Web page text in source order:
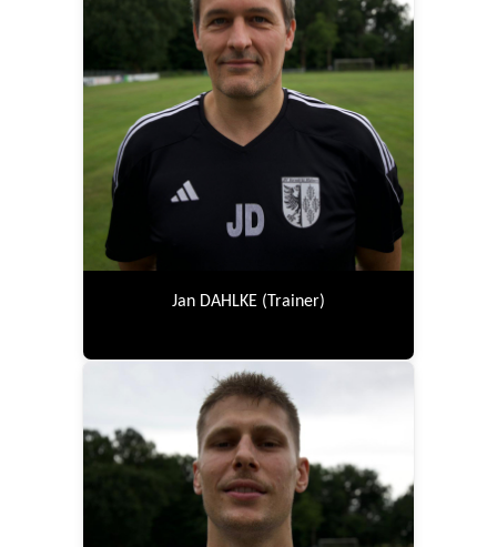
Jan DAHLKE (Trainer)